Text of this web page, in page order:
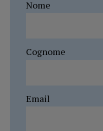
Nome
Cognome
Email